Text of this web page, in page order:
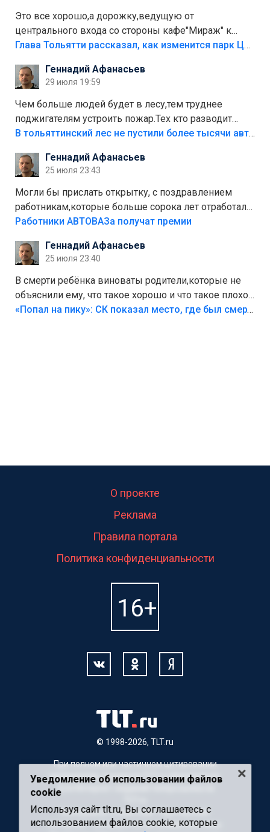
Это все хорошо,а дорожку,ведущую от
центрального входа со стороны кафе"Мираж" к
аттракционам слабо доделать?А то бордюры
лежала в парке и испортилась.Да еще,видимо,часть
украли.
Глава Тольятти рассказал, как изменится парк Центрального района
Геннадий Афанасьев
29 июля 19:59
Чем больше людей будет в лесу,тем труднее
поджигателям устроить пожар.Тех кто разводит
костры,тех надо безбожно штрафовать.Камер полно
Штрафы мизерные.
В тольяттинский лес не пустили более тысячи автомобилей
Геннадий Афанасьев
25 июля 23:43
Могли бы прислать открытку, с поздравлением
работникам,которые больше сорока лет отработали
на предприятии.
Работники АВТОВАЗа получат премии
Геннадий Афанасьев
25 июля 23:40
В смерти ребёнка виноваты родители,которые не
объяснили ему, что такое хорошо и что такое плохо!
Лезть через такой забор,верх безумия,есть же
«Попал на пику»: СК показал место, где был смертельно травмирован ребенок в Тольятти
© 1998-2026, TLT.ru
О проекте
Реклама
Правила портала
Политика конфиденциальности
При полном или частичном цитировании
материалов, ссылка на TLT.ru обязательна.
Материалы с пометкой "Партнерский
материал" публикуются на правах рекламы.
Уведомление об использовании файлов
cookie
Используя сайт tlt.ru, Вы соглашаетесь с
использованием файлов cookie, которые